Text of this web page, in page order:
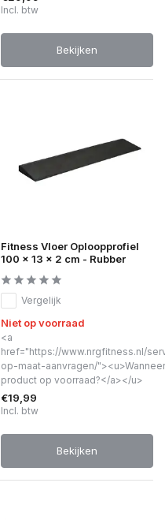
Incl. btw
Bekijken
Fitness Vloer Oploopprofiel
100 x 13 x 2 cm - Rubber
Vergelijk
Niet op voorraad
<a
href="https://www.nrgfitness.nl/
op-maat-aanvragen/
product op voorraad?</a></u>
€19,99
Incl. btw
Bekijken